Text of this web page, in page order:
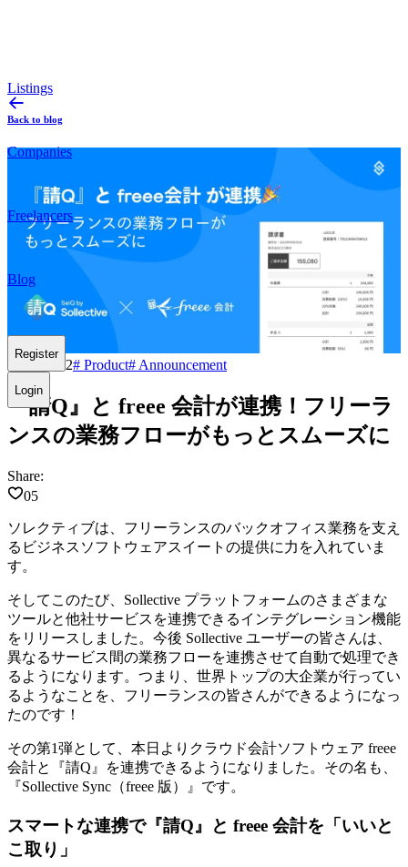
Listings
Companies
Freelancers
Blog
Register
Login
Back to blog
2023.03.22# Product# Announcement
『請Q』と freee 会計が連携！フリーラ
ンスの業務フローがもっとスムーズに
Share:
05
ソレクティブは、フリーランスのバックオフィス業務を支え
るビジネスソフトウェアスイートの提供に力を入れていま
す。
そしてこのたび、Sollective プラットフォームのさまざまな
ツールと他社サービスを連携できるインテグレーション機能
をリリースしました。今後 Sollective ユーザーの皆さんは、
異なるサービス間の業務フローを連携させて自動で処理でき
るようになります。つまり、世界トップの大企業が行ってい
るようなことを、フリーランスの皆さんができるようになっ
たのです！
その第1弾として、本日よりクラウド会計ソフトウェア freee
会計と『請Q』を連携できるようになりました。その名も、
『Sollective Sync（freee 版）』 です。
スマートな連携で『請Q』と freee 会計を「いいと
こ取り」